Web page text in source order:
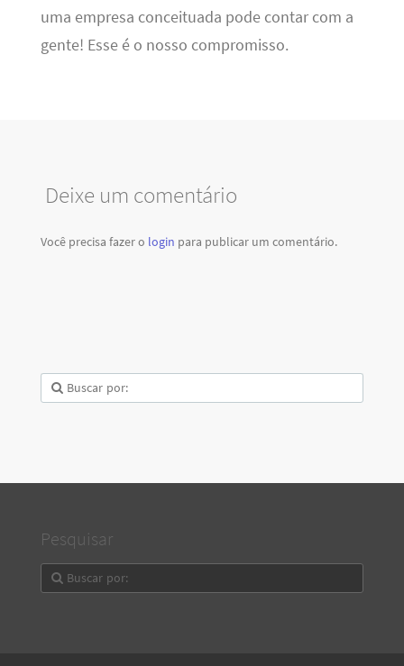
uma empresa conceituada pode contar com a
gente! Esse é o nosso compromisso.
Deixe um comentário
Você precisa fazer o login para publicar um comentário.
Pesquisar